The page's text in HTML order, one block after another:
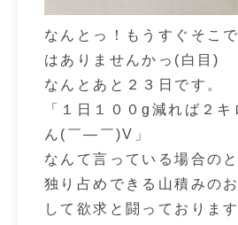
なんとっ！もうすぐそこで
はありませんかっ(白目)
なんとあと２３日です。
「１日１００g減れば２
ん(￣―￣)V」
なんて言っている場合の
独り占めできる山積みの
して欲求と闘っております